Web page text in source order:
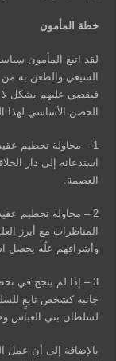
خطة المأمون
لقد اتبع المأمون
الشيعي والطعن به
فيقضي عليهم بشكل لا
الحصن الأساسي لهذا
1 – محاولة تحطيم
استدعائه إلى دار
العصمة.
2 – محاولة تحطيم
المناظرات مع أبرز
وأشرافهم علّه يحصل
3 – إذا لم ينجح في
جانبه كشخص تابعٍ
لسلطان بني العباس
بالإضافة إلى أن عمل